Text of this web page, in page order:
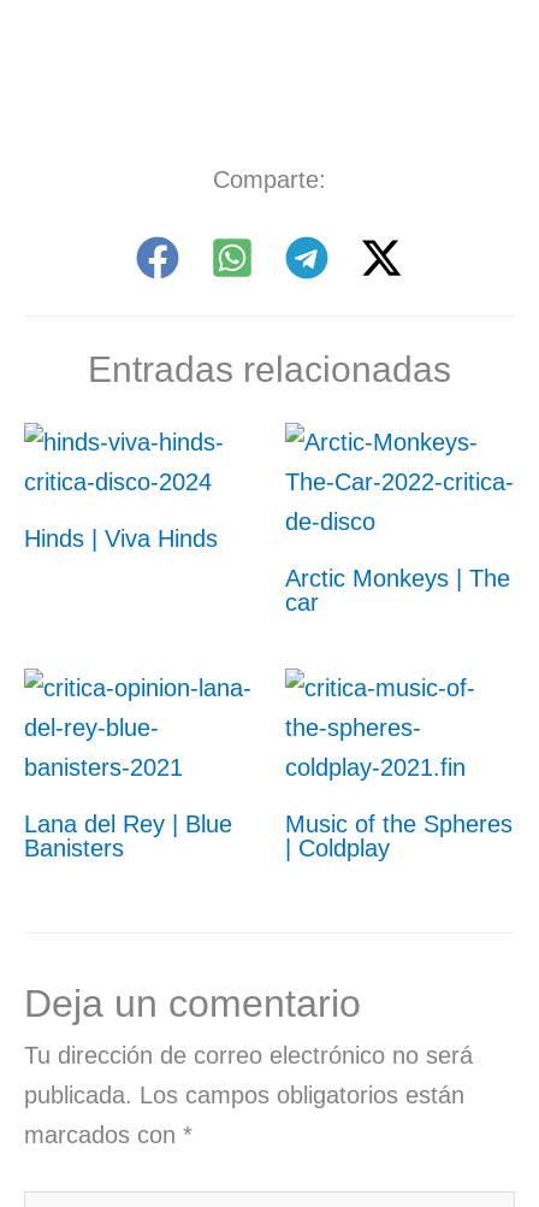
Comparte:
Entradas relacionadas
Hinds | Viva Hinds
Arctic Monkeys | The
car
Lana del Rey | Blue
Banisters
Music of the Spheres
| Coldplay
Deja un comentario
Tu dirección de correo electrónico no será
publicada. Los campos obligatorios están
marcados con *